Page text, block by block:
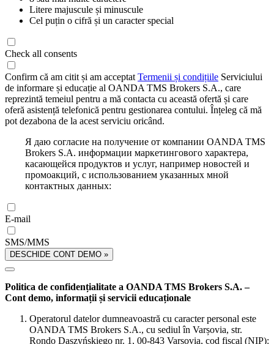
Litere majuscule și minuscule
Cel puțin o cifră și un caracter special
Check all consents
Confirm că am citit și am acceptat Termenii și condițiile Serviciului
de informare și educație al OANDA TMS Brokers S.A., care
reprezintă temeiul pentru a mă contacta cu această ofertă și care
oferă asistență telefonică pentru gestionarea contului. Înțeleg că mă
pot dezabona de la acest serviciu oricând.
Я даю согласие на получение от компании OANDA TMS
Brokers S.A. информации маркетингового характера,
касающейся продуктов и услуг, например новостей и
промоакций, с использованием указанных мной
контактных данных:
E-mail
SMS/MMS
DESCHIDE CONT DEMO »
Politica de confidențialitate a OANDA TMS Brokers S.A. –
Cont demo, informații și servicii educaționale
Operatorul datelor dumneavoastră cu caracter personal este
OANDA TMS Brokers S.A., cu sediul în Varșovia, str.
Rondo Daszyńskiego nr. 1, 00-843 Varșovia, cod fiscal (NIP):